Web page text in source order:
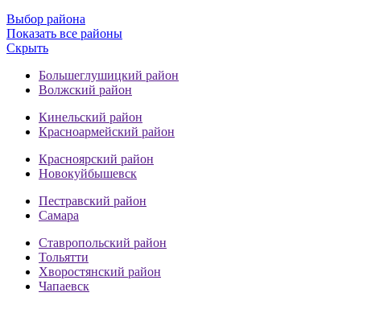
Выбор района
Показать все районы
Скрыть
Большеглушицкий район
Волжский район
Кинельский район
Красноармейский район
Красноярский район
Новокуйбышевск
Пестравский район
Самара
Ставропольский район
Тольятти
Хворостянский район
Чапаевск